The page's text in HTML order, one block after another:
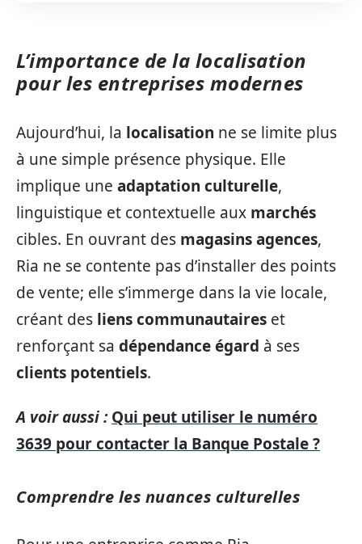
L’importance de la localisation
pour les entreprises modernes
Aujourd’hui, la localisation ne se limite plus
à une simple présence physique. Elle
implique une adaptation culturelle,
linguistique et contextuelle aux marchés
cibles. En ouvrant des magasins agences,
Ria ne se contente pas d’installer des points
de vente; elle s’immerge dans la vie locale,
créant des liens communautaires et
renforçant sa dépendance égard à ses
clients potentiels.
A voir aussi : Qui peut utiliser le numéro
3639 pour contacter la Banque Postale ?
Comprendre les nuances culturelles